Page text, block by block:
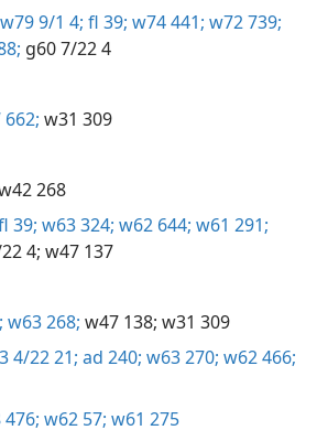
w79 9/1 4; fl 39; w74 441; w72 739;
g60 7/22 4
w31 309
268
39; w63 324; w62 644; w61 291;
4; w47 137
w63 268; w47 138; w31 309
4/22 21; ad 240; w63 270; w62 466;
w62 57; w61 275